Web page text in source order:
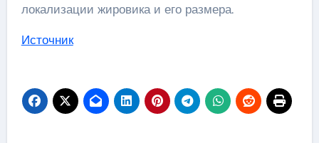
локализации жировика и его размера.
Источник